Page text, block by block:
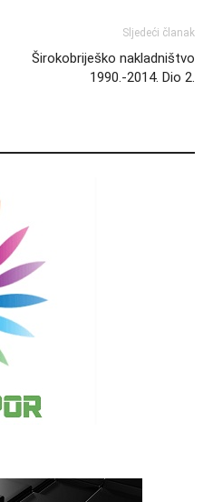
Sljedeći članak
Širokobriješko nakladništvo
1990.-2014. Dio 2.